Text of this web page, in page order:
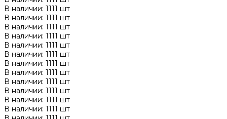
В наличии: 1111 шт
В наличии: 1111 шт
В наличии: 1111 шт
В наличии: 1111 шт
В наличии: 1111 шт
В наличии: 1111 шт
В наличии: 1111 шт
В наличии: 1111 шт
В наличии: 1111 шт
В наличии: 1111 шт
В наличии: 1111 шт
В наличии: 1111 шт